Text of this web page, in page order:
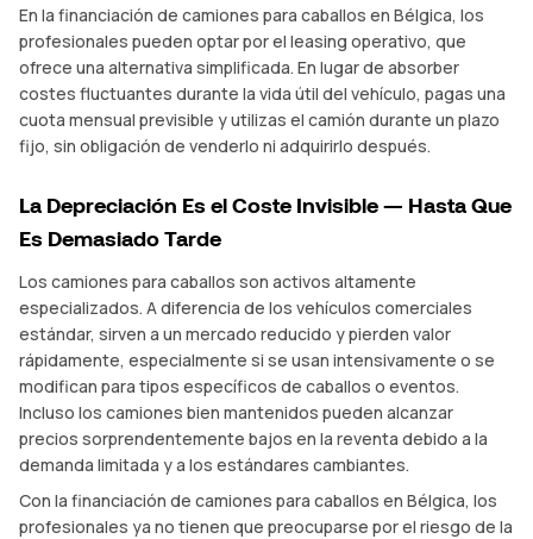
En la financiación de camiones para caballos en Bélgica, los
profesionales pueden optar por el leasing operativo, que
ofrece una alternativa simplificada. En lugar de absorber
costes fluctuantes durante la vida útil del vehículo, pagas una
cuota mensual previsible y utilizas el camión durante un plazo
fijo, sin obligación de venderlo ni adquirirlo después.
La Depreciación Es el Coste Invisible — Hasta Que
Es Demasiado Tarde
Los camiones para caballos son activos altamente
especializados. A diferencia de los vehículos comerciales
estándar, sirven a un mercado reducido y pierden valor
rápidamente, especialmente si se usan intensivamente o se
modifican para tipos específicos de caballos o eventos.
Incluso los camiones bien mantenidos pueden alcanzar
precios sorprendentemente bajos en la reventa debido a la
demanda limitada y a los estándares cambiantes.
Con la financiación de camiones para caballos en Bélgica, los
profesionales ya no tienen que preocuparse por el riesgo de la